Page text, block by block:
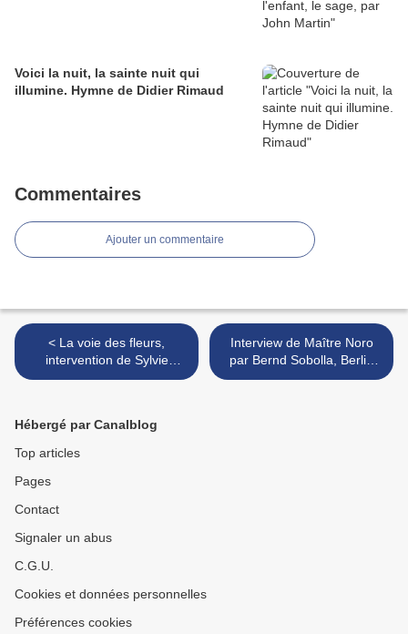
Voici la nuit, la sainte nuit qui
illumine. Hymne de Didier Rimaud
Commentaires
Ajouter un commentaire
< La voie des fleurs,
intervention de Sylvie
Peytel-Révillon en 1990
Interview de Maître Noro
par Bernd Sobolla, Berlin
1998 >
Hébergé par Canalblog
Top articles
Pages
Contact
Signaler un abus
C.G.U.
Cookies et données personnelles
Préférences cookies